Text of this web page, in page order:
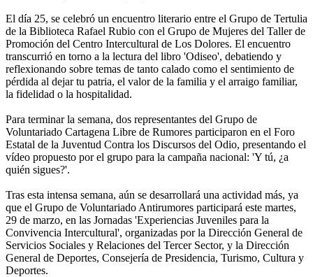
El día 25, se celebró un encuentro literario entre el Grupo de Tertulia
de la Biblioteca Rafael Rubio con el Grupo de Mujeres del Taller de
Promoción del Centro Intercultural de Los Dolores. El encuentro
transcurrió en torno a la lectura del libro 'Odiseo', debatiendo y
reflexionando sobre temas de tanto calado como el sentimiento de
pérdida al dejar tu patria, el valor de la familia y el arraigo familiar,
la fidelidad o la hospitalidad.
Para terminar la semana, dos representantes del Grupo de
Voluntariado Cartagena Libre de Rumores participaron en el Foro
Estatal de la Juventud Contra los Discursos del Odio, presentando el
vídeo propuesto por el grupo para la campaña nacional: 'Y tú, ¿a
quién sigues?'.
Tras esta intensa semana, aún se desarrollará una actividad más, ya
que el Grupo de Voluntariado Antirumores participará este martes,
29 de marzo, en las Jornadas 'Experiencias Juveniles para la
Convivencia Intercultural', organizadas por la Dirección General de
Servicios Sociales y Relaciones del Tercer Sector, y la Dirección
General de Deportes, Consejería de Presidencia, Turismo, Cultura y
Deportes.